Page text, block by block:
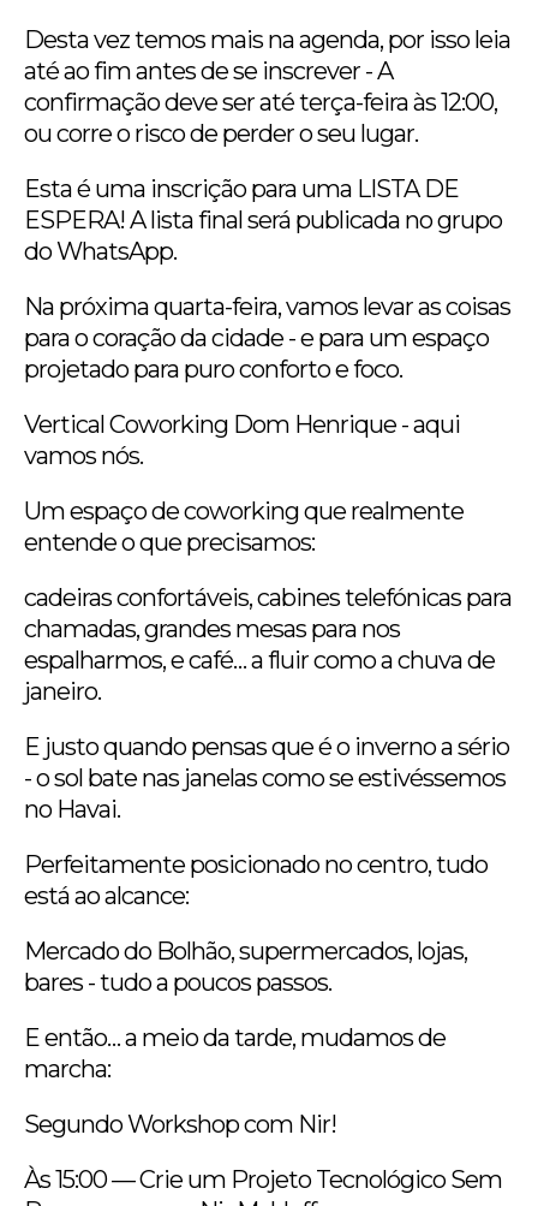
Desta vez temos mais na agenda, por isso leia
até ao fim antes de se inscrever - A
confirmação deve ser até terça-feira às 12:00,
ou corre o risco de perder o seu lugar.
Esta é uma inscrição para uma LISTA DE
ESPERA! A lista final será publicada no grupo
do WhatsApp.
Na próxima quarta-feira, vamos levar as coisas
para o coração da cidade - e para um espaço
projetado para puro conforto e foco.
Vertical Coworking Dom Henrique - aqui
vamos nós.
Um espaço de coworking que realmente
entende o que precisamos:
cadeiras confortáveis, cabines telefónicas para
chamadas, grandes mesas para nos
espalharmos, e café… a fluir como a chuva de
janeiro.
E justo quando pensas que é o inverno a sério
- o sol bate nas janelas como se estivéssemos
no Havai.
Perfeitamente posicionado no centro, tudo
está ao alcance:
Mercado do Bolhão, supermercados, lojas,
bares - tudo a poucos passos.
E então… a meio da tarde, mudamos de
marcha:
Segundo Workshop com Nir!
Às 15:00 — Crie um Projeto Tecnológico Sem